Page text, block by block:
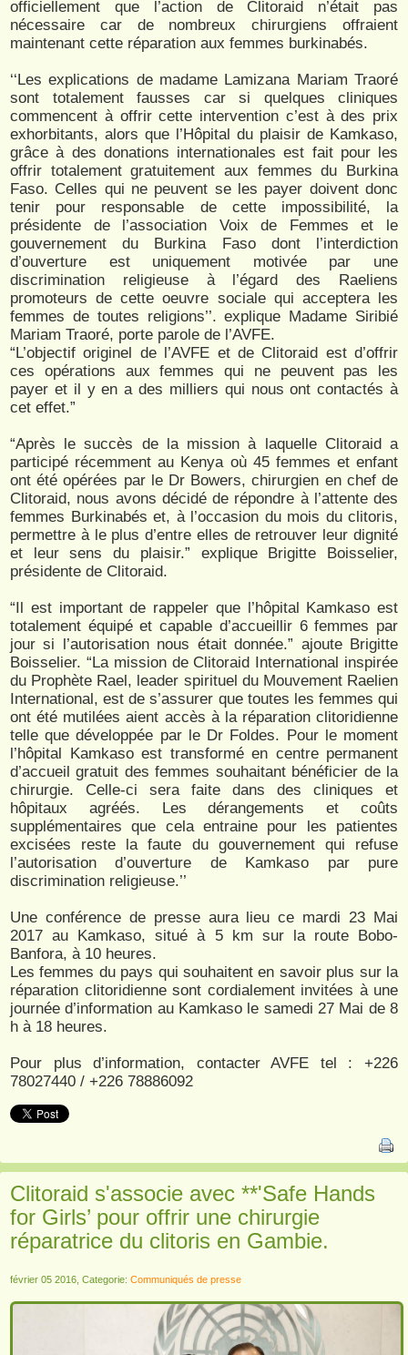
officiellement que l’action de Clitoraid n’était pas
nécessaire car de nombreux chirurgiens offraient
maintenant cette réparation aux femmes burkinabés.
‘‘Les explications de madame Lamizana Mariam Traoré
sont totalement fausses car si quelques cliniques
commencent à offrir cette intervention c’est à des prix
exhorbitants, alors que l’Hôpital du plaisir de Kamkaso,
grâce à des donations internationales est fait pour les
offrir totalement gratuitement aux femmes du Burkina
Faso. Celles qui ne peuvent se les payer doivent donc
tenir pour responsable de cette impossibilité, la
présidente de l’association Voix de Femmes et le
gouvernement du Burkina Faso dont l’interdiction
d’ouverture est uniquement motivée par une
discrimination religieuse à l’égard des Raeliens
promoteurs de cette oeuvre sociale qui acceptera les
femmes de toutes religions’’. explique Madame Siribié
Mariam Traoré, porte parole de l’AVFE.
“L’objectif originel de l’AVFE et de Clitoraid est d’offrir
ces opérations aux femmes qui ne peuvent pas les
payer et il y en a des milliers qui nous ont contactés à
cet effet.”
“Après le succès de la mission à laquelle Clitoraid a
participé récemment au Kenya où 45 femmes et enfant
ont été opérées par le Dr Bowers, chirurgien en chef de
Clitoraid, nous avons décidé de répondre à l’attente des
femmes Burkinabés et, à l’occasion du mois du clitoris,
permettre à le plus d’entre elles de retrouver leur dignité
et leur sens du plaisir.” explique Brigitte Boisselier,
présidente de Clitoraid.
“Il est important de rappeler que l’hôpital Kamkaso est
totalement équipé et capable d’accueillir 6 femmes par
jour si l’autorisation nous était donnée.” ajoute Brigitte
Boisselier. “La mission de Clitoraid International inspirée
du Prophète Rael, leader spirituel du Mouvement Raelien
International, est de s’assurer que toutes les femmes qui
ont été mutilées aient accès à la réparation clitoridienne
telle que développée par le Dr Foldes. Pour le moment
l’hôpital Kamkaso est transformé en centre permanent
d’accueil gratuit des femmes souhaitant bénéficier de la
chirurgie. Celle-ci sera faite dans des cliniques et
hôpitaux agréés. Les dérangements et coûts
supplémentaires que cela entraine pour les patientes
excisées reste la faute du gouvernement qui refuse
l’autorisation d’ouverture de Kamkaso par pure
discrimination religieuse.’’
Une conférence de presse aura lieu ce mardi 23 Mai
2017 au Kamkaso, situé à 5 km sur la route Bobo-
Banfora, à 10 heures.
Les femmes du pays qui souhaitent en savoir plus sur la
réparation clitoridienne sont cordialement invitées à une
journée d’information au Kamkaso le samedi 27 Mai de 8
h à 18 heures.
Pour plus d’information, contacter AVFE tel : +226
78027440 / +226 78886092
Clitoraid s'associe avec **'Safe Hands
for Girls’ pour offrir une chirurgie
réparatrice du clitoris en Gambie.
février 05 2016, Categorie: Communiqués de presse